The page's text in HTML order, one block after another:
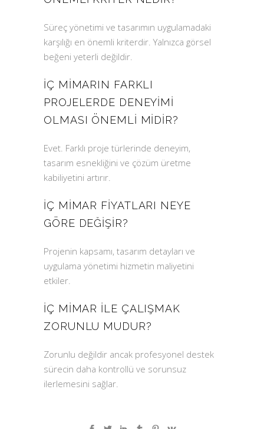
Süreç yönetimi ve tasarımın uygulamadaki
karşılığı en önemli kriterdir. Yalnızca görsel
beğeni yeterli değildir.
İÇ MIMARIN FARKLI
PROJELERDE DENEYIMI
OLMASI ÖNEMLI MIDIR?
Evet. Farklı proje türlerinde deneyim,
tasarım esnekliğini ve çözüm üretme
kabiliyetini artırır.
İÇ MIMAR FIYATLARI NEYE
GÖRE DEĞIŞIR?
Projenin kapsamı, tasarım detayları ve
uygulama yönetimi hizmetin maliyetini
etkiler.
İÇ MIMAR ILE ÇALIŞMAK
ZORUNLU MUDUR?
Zorunlu değildir ancak profesyonel destek
sürecin daha kontrollü ve sorunsuz
ilerlemesini sağlar.